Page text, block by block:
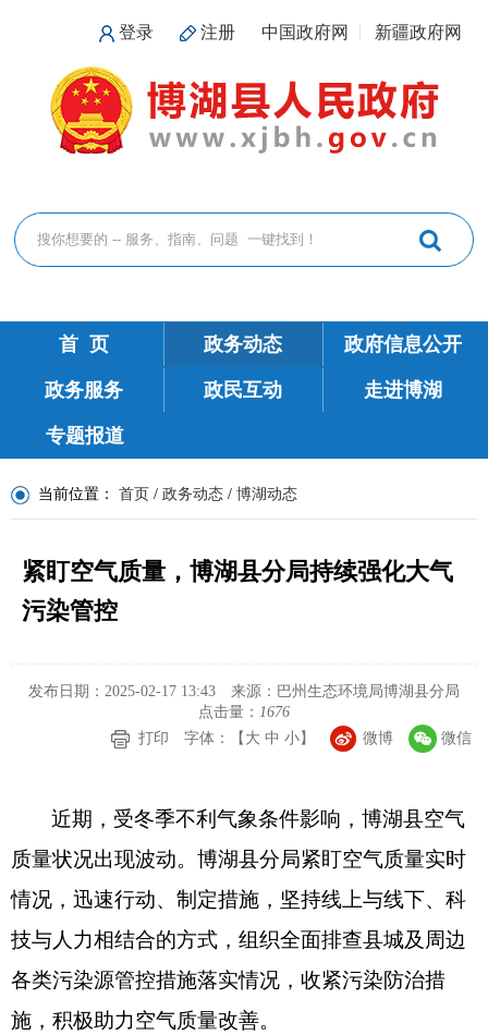
登录 注册 中国政府网 新疆政府网
首 页 政务动态 政府信息公开
政务服务 政民互动 走进博湖
专题报道
当前位置： 首页 / 政务动态 / 博湖动态
紧盯空气质量，博湖县分局持续强化大气
污染管控
发布日期：2025-02-17 13:43
来源：巴州生态环境局博湖县分局
点击量： 1676
打印
字体：【 大 中 小】 微博 微信
近期，受冬季不利气象条件影响，博湖县空气
质量状况出现波动。博湖县分局紧盯空气质量实时
情况， 迅速行动、制定措施，坚持线上与线下、科
技与人力相结合的方式， 组织全面排查县城及周边
各类污染源管控措施落实情况，收紧污染防治措
施，积极助力空气质量改善。